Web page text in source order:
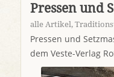
Pressen und
alle Artikel,
Pressen und
dem Veste-Verlag